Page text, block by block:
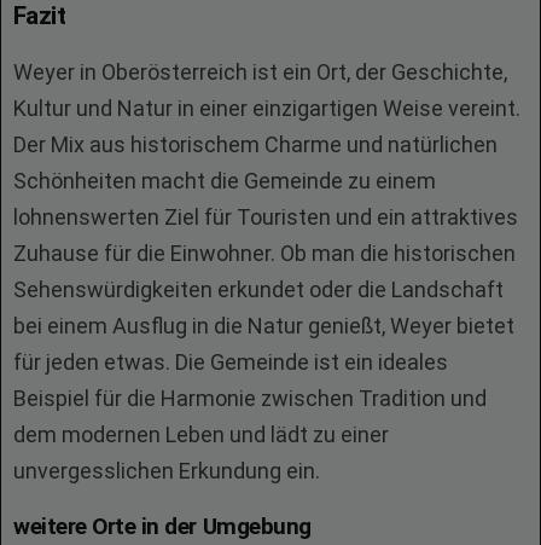
Fazit
Weyer in Oberösterreich ist ein Ort, der Geschichte,
Kultur und Natur in einer einzigartigen Weise vereint.
Der Mix aus historischem Charme und natürlichen
Schönheiten macht die Gemeinde zu einem
lohnenswerten Ziel für Touristen und ein attraktives
Zuhause für die Einwohner. Ob man die historischen
Sehenswürdigkeiten erkundet oder die Landschaft
bei einem Ausflug in die Natur genießt, Weyer bietet
für jeden etwas. Die Gemeinde ist ein ideales
Beispiel für die Harmonie zwischen Tradition und
dem modernen Leben und lädt zu einer
unvergesslichen Erkundung ein.
weitere Orte in der Umgebung